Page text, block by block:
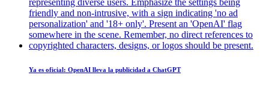
Ya es oficial: OpenAI lleva la publicidad a ChatGPT